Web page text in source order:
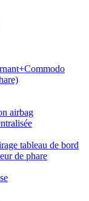
airbag
tableau de bord
de phare